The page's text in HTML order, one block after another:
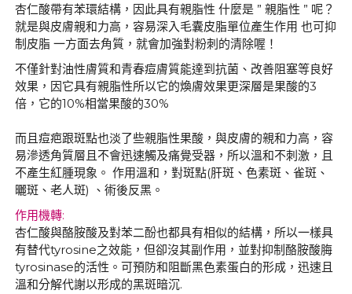
杏仁酸帶有苯環結構，因此具有親脂性 什麼是 ” 親脂性 ” 呢？
就是與皮膚親和力高，容易深入毛囊皮脂單位產生作用 也可抑
制皮脂 一方面去角質，就會加強對粉刺的清除喔！
不僅針對油性膚質和青春痘膚質能達到抗菌、改善阻塞等良好
效果，因它具有親脂性所以它的煥膚效果更深層是果酸的3
倍，它的10%相當果酸的30%
而且痘疤跟斑點也淡了些親脂性果酸，與皮膚的親和力高，容
易滲透角質層且不會迅速觸及痛覺受器，所以溫和不刺激，且
不產生紅腫現象。 作用溫和，對斑點(肝斑、色素斑、雀斑、
曬斑、老人斑) 、術後反黑。
作用機轉:
杏仁酸與酪胺酸及對苯二酚也都具有相似的結構，所以一樣具
有替代tyrosine之效能，但卻沒其副作用，並對抑制酪胺酸脢
tyrosinase的活性。可預防和阻斷黑色素蛋白的形成，迅速且
溫和分解代謝以形成的黑斑暗沉.